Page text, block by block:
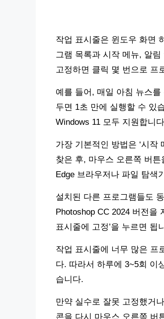
작업 표시줄은 윈도우 화면
그램 목록과 시작 메뉴, 알
고정하면 클릭 몇 번으로 프
예를 들어, 매일 아침 뉴스를
두면 1초 만에 실행할 수 있
Windows 11 모두 지원합니
가장 기본적인 방법은 ‘시작
찾은 후, 마우스 오른쪽 버튼
Edge 브라우저나 파일 탐색
설치된 다른 프로그램들도
Photoshop CC 2024 버전을
표시줄에 고정’을 누르면
작업 표시줄에 너무 많은 프
다. 따라서 하루에 3~5회 이
습니다.
만약 실수로 잘못 고정했거
콘을 다시 마우스 오른쪽 버